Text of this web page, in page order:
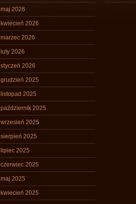
maj 2026
kwiecień 2026
marzec 2026
luty 2026
styczeń 2026
grudzień 2025
listopad 2025
październik 2025
wrzesień 2025
sierpień 2025
lipiec 2025
czerwiec 2025
maj 2025
kwiecień 2025